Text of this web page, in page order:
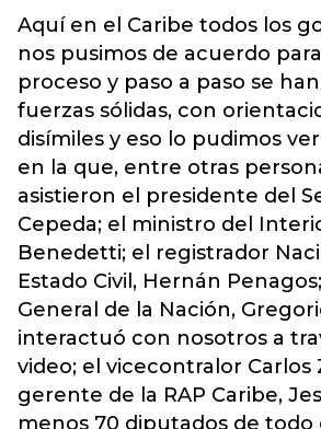
Aquí en el Caribe todos los
nos pusimos de acuerdo
proceso y paso a paso se
fuerzas sólidas, con
disímiles y eso lo pudimos
en la que, entre otras
asistieron el presidente del
Cepeda; el ministro del
Benedetti; el registrador
Estado Civil, Hernán
General de la Nación,
interactuó con nosotros a
video; el vicecontralor Carlos
gerente de la RAP Caribe,
menos 70 diputados de todo